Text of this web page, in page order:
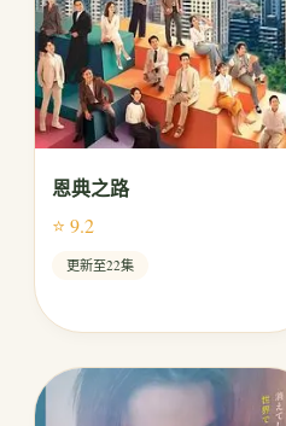
恩典之路
⭐ 9.2
更新至22集